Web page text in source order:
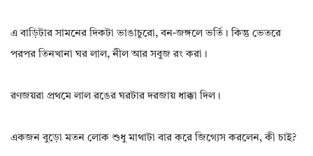
এ বাড়িটার সামনের দিকটা ভাঙাচুরো, বন-জঙ্গলে ভর্তি। কিন্তু ভেতরে
পরপর তিনখানা ঘর লাল, নীল আর সবুজ রং করা।
রণজয়রা প্রথমে লাল রঙের ঘরটার দরজায় ধাক্কা দিল।
একজন বুড়ো মতন লোক শুধু মাথাটা বার করে জিগ্যেস করলেন, কী চাই?